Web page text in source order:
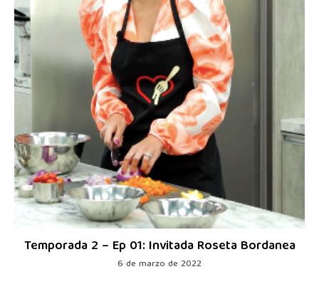
Temporada 2 – Ep 01: Invitada Roseta Bordanea
6 de marzo de 2022